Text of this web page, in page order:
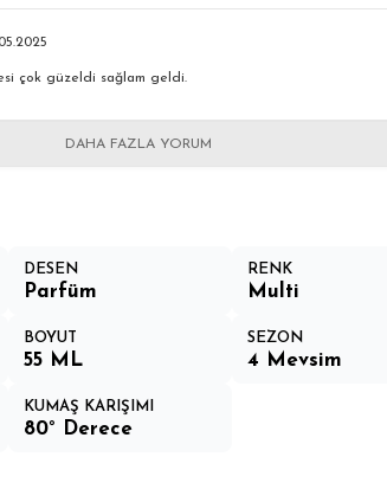
çok güzeldi sağlam geldi.
DAHA FAZLA YORUM
DESEN
Parfüm
RENK
Multi
BOYUT
55 ML
SEZON
4 Mevsim
KUMAŞ KARIŞIMI
80° Derece